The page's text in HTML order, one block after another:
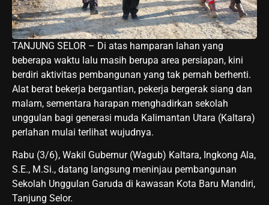
TANJUNG SELOR – Di atas hamparan lahan yang
beberapa waktu lalu masih berupa area persiapan, kini
berdiri aktivitas pembangunan yang tak pernah berhenti.
Alat berat bekerja bergantian, pekerja bergerak siang dan
malam, sementara harapan menghadirkan sekolah
unggulan bagi generasi muda Kalimantan Utara (Kaltara)
perlahan mulai terlihat wujudnya.
Rabu (3/6), Wakil Gubernur (Wagub) Kaltara, Ingkong Ala,
S.E., M.Si., datang langsung meninjau pembangunan
Sekolah Unggulan Garuda di kawasan Kota Baru Mandiri,
Tanjung Selor.